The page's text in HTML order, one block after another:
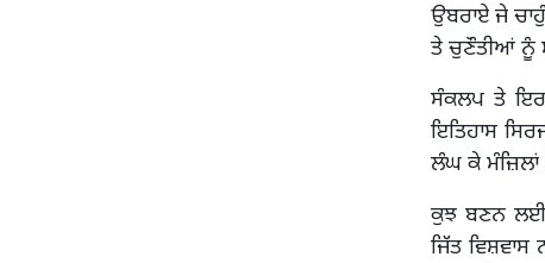
ਉਬਰਾਏ ਜੇ
ਤੇ ਚੁਣੌਤੀਆਂ ਨੂੰ
ਸੰਕਲਪ ਤੇ
ਇਤਿਹਾਸ
ਲੰਘ ਕੇ
ਕੁਝ ਬਣਨ ਲਈ
ਜਿੱਤ